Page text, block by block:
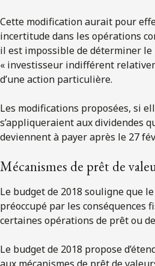
Cette modification aurait pour
incertitude dans les opérations
il est impossible de déterminer le
« investisseur indifférent
d’une action particulière.
Les modifications proposées, si
s’appliqueraient aux dividendes
deviennent à payer après le 27
Mécanismes de prêt de
Le budget de 2018 souligne que
préoccupé par les conséquences
certaines opérations de prêt ou
Le budget de 2018 propose